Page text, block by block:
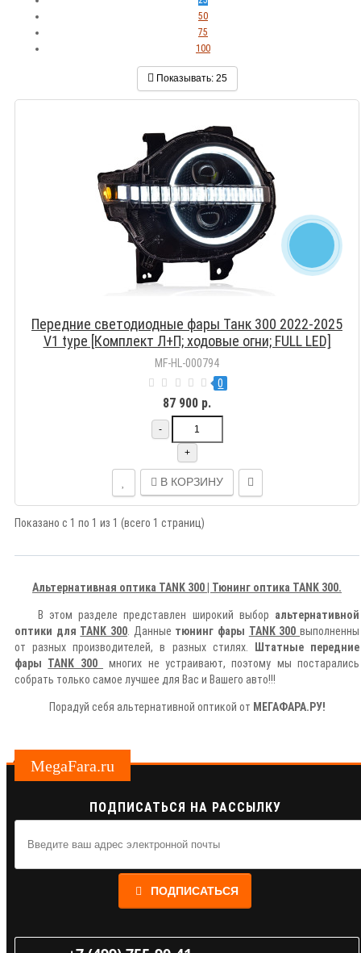
50
75
100
Показывать: 25
Передние светодиодные фары Танк 300 2022-2025
V1 type [Комплект Л+П; ходовые огни; FULL LED]
MF-HL-000794
0
87 900 р.
-
+
В КОРЗИНУ
Показано с 1 по 1 из 1 (всего 1 страниц)
Альтернативная оптика TANK 300 | Тюнинг оптика TANK 300.
В этом разделе представлен широкий выбор альтернативной
оптики для TANK 300. Данные тюнинг фары TANK 300выполненны
от разных производителей, в разных стилях.
Штатные передние
фары TANK 300
многих не устраивают, поэтому мы постарались
собрать только самое лучшее для Вас и Вашего авто!!!
Порадуй себя альтернативной оптикой от МЕГАФАРА.РУ!
MegaFara.ru
ПОДПИСАТЬСЯ НА РАССЫЛКУ
ПОДПИСАТЬСЯ